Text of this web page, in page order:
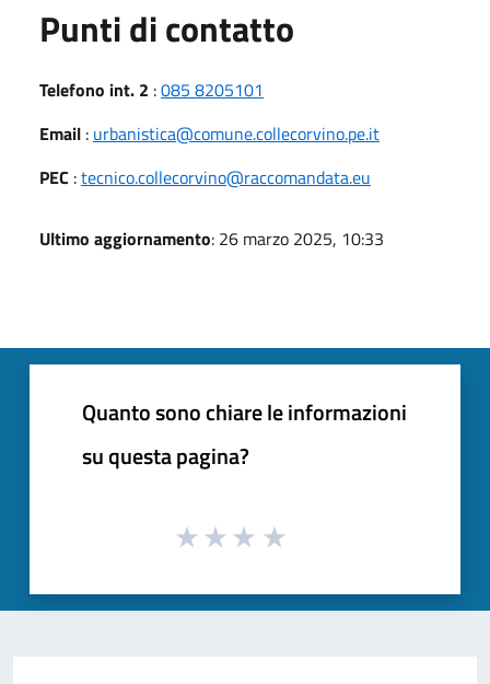
Punti di contatto
Telefono int. 2 :085 8205101
Email : urbanistica@comune.collecorvino.pe.it
PEC :tecnico.collecorvino@raccomandata.eu
Ultimo aggiornamento: 26 marzo 2025, 10:33
Quanto sono chiare le informazioni
su questa pagina?